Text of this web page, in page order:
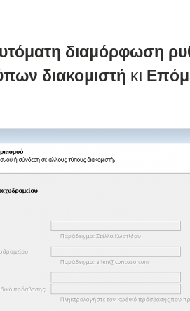
διαμόρφωση
διακομιστή κι